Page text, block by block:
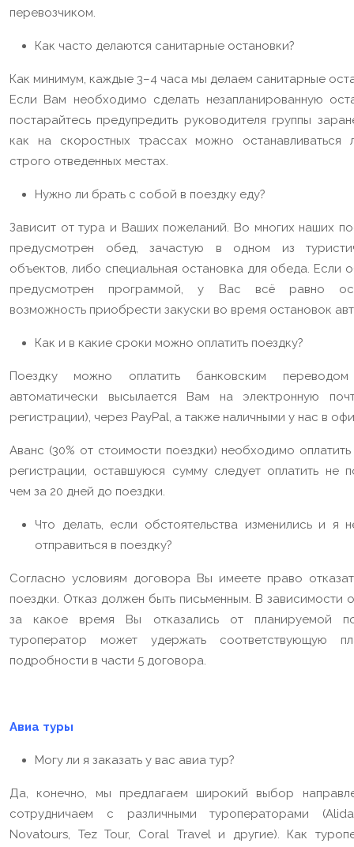
перевозчиком.
Как часто делаются санитарные остановки?
Как минимум, каждые 3–4 часа мы делаем санитарные
Если Вам необходимо сделать незапланированную
постарайтесь предупредить руководителя группы
как на скоростных трассах можно останавливаться
строго отведенных местах.
Нужно ли брать с собой в поездку еду?
Зависит от тура и Ваших пожеланий. Во многих наших
предусмотрен обед, зачастую в одном из
объектов, либо специальная остановка для обеда. Если
предусмотрен программой, у Вас всё равно
возможность приобрести закуски во время остановок
Как и в какие сроки можно оплатить поездку?
Поездку можно оплатить банковским переводом
автоматически высылается Вам на электронную
регистрации), через PayPal, а также наличными у нас в
Аванс (30% от стоимости поездки) необходимо оплатить
регистрации, оставшуюся сумму следует оплатить не
чем за 20 дней до поездки.
Что делать, если обстоятельства изменились и я
отправиться в поездку?
Согласно условиям договора Вы имеете право
поездки. Отказ должен быть письменным. В зависимости
за какое время Вы отказались от планируемой
туроператор может удержать соответствующую
подробности в части 5 договора.
Авиа туры
Могу ли я заказать у вас авиа тур?
Да, конечно, мы предлагаем широкий выбор
сотрудничаем с различными туроператорами
Novatours, Tez Tour, Coral Travel и другие). Как